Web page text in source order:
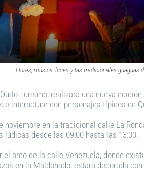
Flores, música, luces y las tradicionales guaguas
Turismo, realizará una nueva
interactuar con personajes típicos de
en la tradicional calle La
desde las 09:00 hasta las 13:00.
el arco de la calle Venezuela, donde
en la Maldonado, estará decorada